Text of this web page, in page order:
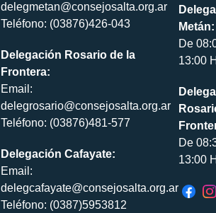
delegmetan@consejosalta.org.ar
Teléfono: (03876)426-043
Delegación Rosario de la
Frontera:
Email:
delegrosario@consejosalta.org.ar
Teléfono: (03876)481-577
Delegación Cafayate:
Email:
delegcafayate@consejosalta.org.ar
Teléfono: (0387)5953812
Metán:
De
13:00
De
13:00